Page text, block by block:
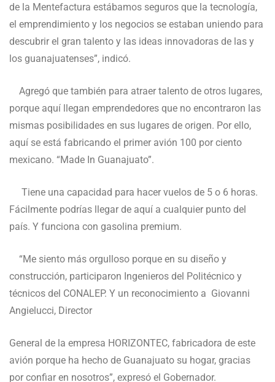
de la Mentefactura estábamos seguros que la tecnología,
el emprendimiento y los negocios se estaban uniendo para
descubrir el gran talento y las ideas innovadoras de las y
los guanajuatenses”, indicó.
Agregó que también para atraer talento de otros lugares,
porque aquí llegan emprendedores que no encontraron las
mismas posibilidades en sus lugares de origen. Por ello,
aquí se está fabricando el primer avión 100 por ciento
mexicano. “Made In Guanajuato”.
Tiene una capacidad para hacer vuelos de 5 o 6 horas.
Fácilmente podrías llegar de aquí a cualquier punto del
país. Y funciona con gasolina premium.
“Me siento más orgulloso porque en su diseño y
construcción, participaron Ingenieros del Politécnico y
técnicos del CONALEP. Y un reconocimiento a Giovanni
Angielucci, Director
General de la empresa HORIZONTEC, fabricadora de este
avión porque ha hecho de Guanajuato su hogar, gracias
por confiar en nosotros”, expresó el Gobernador.